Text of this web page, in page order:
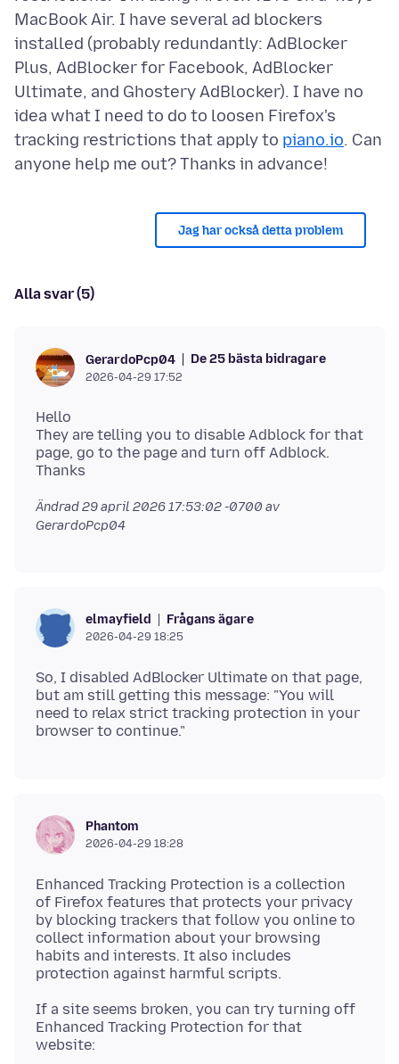
MacBook Air. I have several ad blockers
installed (probably redundantly: AdBlocker
Plus, AdBlocker for Facebook, AdBlocker
Ultimate, and Ghostery AdBlocker). I have no
idea what I need to do to loosen Firefox's
tracking restrictions that apply to piano.io. Can
Jag har också detta problem
Alla svar (5)
GerardoPcp04 De 25 bästa bidragare
2026-04-29 17:52
Hello
They are telling you to disable Adblock for that
page, go to the page and turn off Adblock.
Ändrad29 april 2026 17:53:02 -0700 av
GerardoPcp04
elmayfield Frågans ägare
2026-04-29 18:25
So, I disabled AdBlocker Ultimate on that page,
but am still getting this message: "You will
need to relax strict tracking protection in your
Phantom
2026-04-29 18:28
Enhanced Tracking Protection is a collection
of Firefox features that protects your privacy
by blocking trackers that follow you online to
collect information about your browsing
habits and interests. It also includes
If a site seems broken, you can try turning off
Enhanced Tracking Protection for that